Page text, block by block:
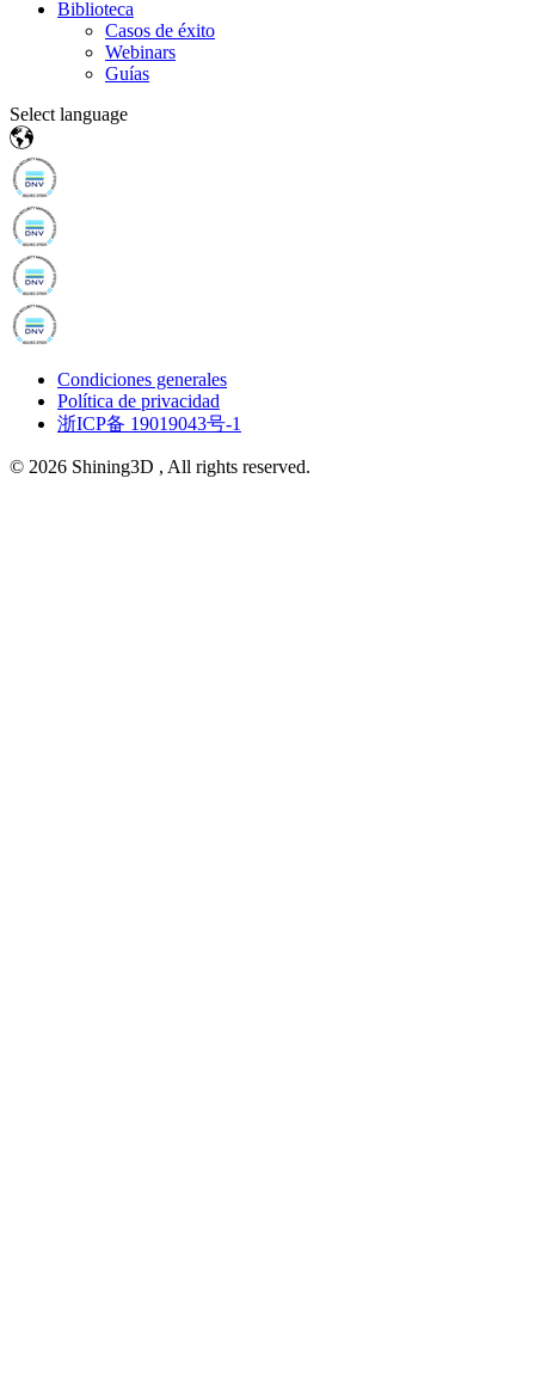
Biblioteca
Casos de éxito
Webinars
Guías
Select language
Condiciones generales
Política de privacidad
浙ICP备 19019043号-1
© 2026 Shining3D , All rights reserved.